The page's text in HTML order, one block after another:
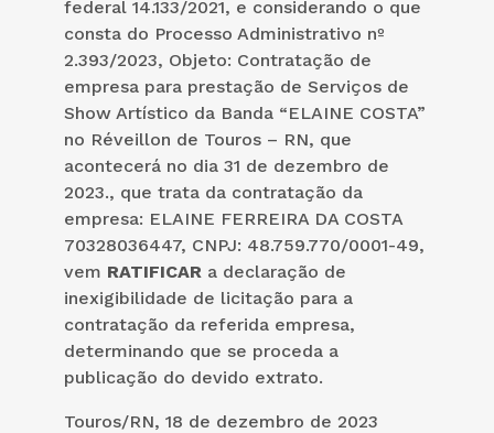
federal 14.133/2021, e considerando o que
consta do Processo Administrativo nº
2.393/2023, Objeto: Contratação de
empresa para prestação de Serviços de
Show Artístico da Banda “ELAINE COSTA”
no Réveillon de Touros – RN, que
acontecerá no dia 31 de dezembro de
2023., que trata da contratação da
empresa: ELAINE FERREIRA DA COSTA
70328036447, CNPJ: 48.759.770/0001-49,
vem RATIFICAR a declaração de
inexigibilidade de licitação para a
contratação da referida empresa,
determinando que se proceda a
publicação do devido extrato.
Touros/RN, 18 de dezembro de 2023